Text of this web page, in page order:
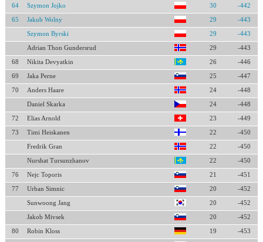
64 Szymon Jojko 30 -442
65 Jakub Wolny 29 -443
Szymon Byrski 29 -443
Adrian Thon Gundersrud 29 -443
68 Nikita Devyatkin 26 -446
69 Jaka Perne 25 -447
70 Anders Haare 24 -448
Daniel Skarka 24 -448
72 Elias Arnold 23 -449
73 Timi Heiskanen 22 -450
Fredrik Gran 22 -450
Nurshat Tursunzhanov 22 -450
76 Nejc Toporis 21 -451
77 Urban Simnic 20 -452
Sunwoong Jang 20 -452
Jakob Mivsek 20 -452
80 Robin Kloss 19 -453